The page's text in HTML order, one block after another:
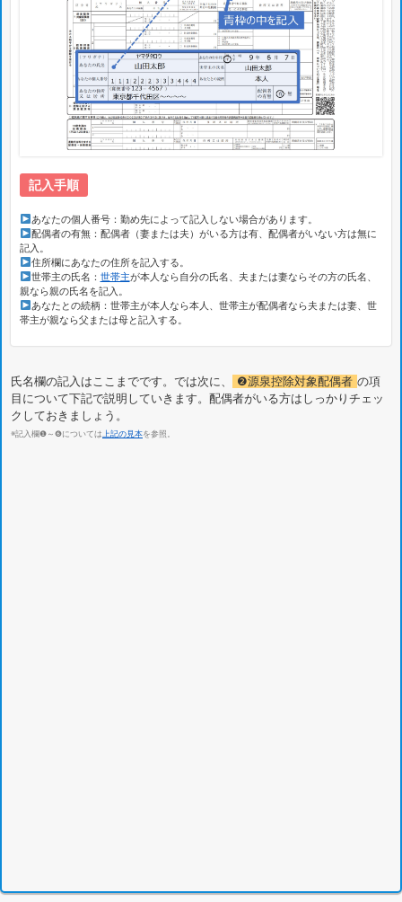
記入手順
あなたの個人番号：勤め先によって記入しない場合があります。
配偶者の有無：配偶者（妻または夫）がいる方は有、配偶者がいない方は無に
記入。
住所欄にあなたの住所を記入する。
世帯主の氏名： 世帯主が本人なら自分の氏名、夫または妻ならその方の氏名、
親なら親の氏名を記入。
あなたとの続柄：世帯主が本人なら本人、世帯主が配偶者なら夫または妻、世
帯主が親なら父または母と記入する。
氏名欄の記入はここまでです。では次に、 ❷源泉控除対象配偶者 の項
目について下記で説明していきます。配偶者がいる方はしっかりチェッ
クしておきましょう。
※記入欄❶～❻については 上記の見本を参照。